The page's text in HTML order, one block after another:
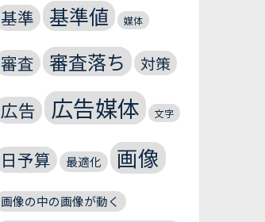
基準 基準値 媒体
審査 審査落ち 対策
広告 広告媒体 文字
日予算 最適化 画像
画像の中の画像が動く